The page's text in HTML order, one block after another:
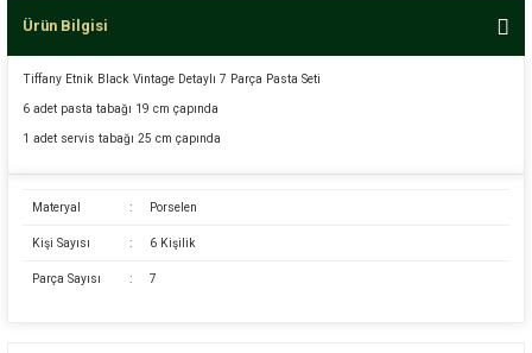
Ürün Bilgisi
Tiffany Etnik Black Vintage Detaylı 7 Parça Pasta Seti
6 adet pasta tabağı 19 cm çapında
1 adet servis tabağı 25 cm çapında
Materyal : Porselen
Kişi Sayısı : 6 Kişilik
Parça Sayısı : 7